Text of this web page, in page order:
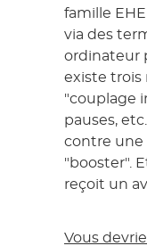
famille
via des
ordinateur
existe trois
"couplage
pauses,
contre une
"booster".
reçoit un
Vous